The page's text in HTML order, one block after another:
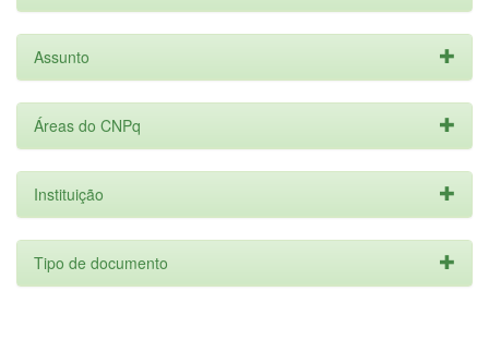
Assunto
Áreas do CNPq
Instituição
Tipo de documento